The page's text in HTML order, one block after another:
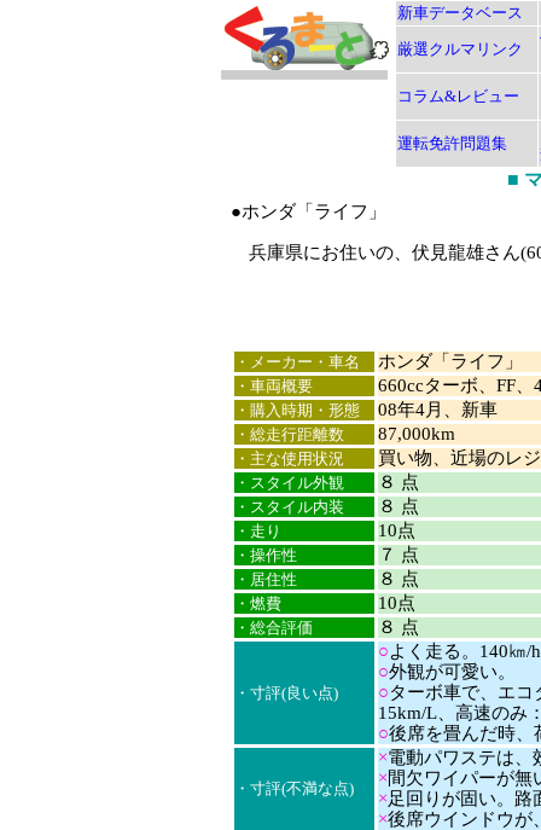
新車データベース
厳選クルマリンク
コラム&レビュー
運転免許問題集
■
●ホンダ「ライフ」
兵庫県にお住いの、伏見龍雄さん
・メーカー・車名 ホンダ「ライフ」
・車両概要 660ccターボ、FF、
・購入時期・形態 08年4月、新車
・総走行距離数 87,000km
・主な使用状況 買い物、近場のレ
・スタイル外観 ８ 点
・スタイル内装 ８ 点
・走り 10点
・操作性 ７ 点
・居住性 ８ 点
・燃費 10点
・総合評価 ８ 点
・寸評(良い点)
○よく走る。140㎞/
○外観が可愛い。
○ターボ車で、エ
15km/L、高速のみ
○後席を畳んだ時、
・寸評(不満な点)
×電動パワステは、
×間欠ワイパーが無
×足回りが固い。路
×後席ウインドウが